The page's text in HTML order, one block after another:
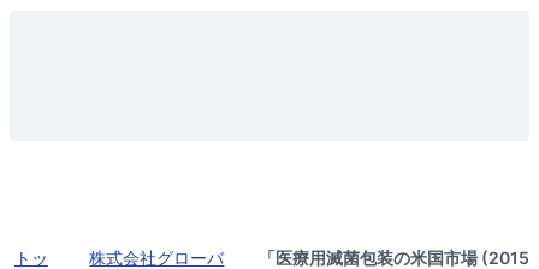
トッ
株式会社グローバ
「医療用滅菌包装の米国市場 (2015